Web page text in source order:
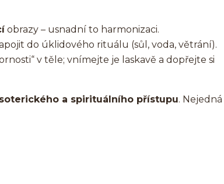
obrazy – usnadní to harmonizaci.
do úklidového rituálu (sůl, voda, větrání).
v těle; vnímejte je laskavě a dopřejte si
a spirituálního přístupu. Nejedná